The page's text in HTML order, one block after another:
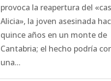
provoca la reapertura del
Alicia», la joven asesinada
quince años en un monte de
Cantabria; el hecho podría
una...